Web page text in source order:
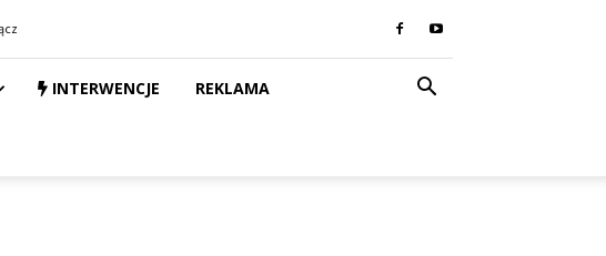
INTERWENCJE REKLAMA